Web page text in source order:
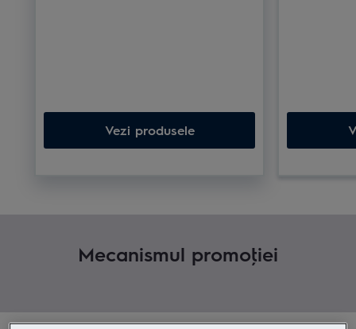
Vezi produsele
Mecanismul promoţiei